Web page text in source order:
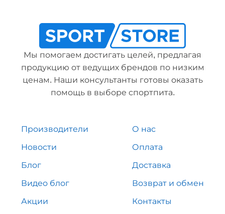
Мы помогаем достигать целей, предлагая
продукцию от ведущих брендов по низким
ценам. Наши консультанты готовы оказать
помощь в выборе спортпита.
Производители
Новости
Блог
Видео блог
Акции
О нас
Оплата
Доставка
Возврат и обмен
Контакты